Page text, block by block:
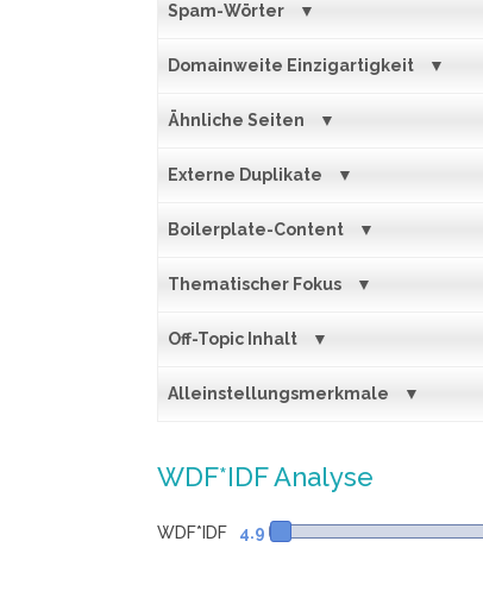
Spam-Wörter
Domainweite Einzigartigkeit
Ähnliche Seiten
Externe Duplikate
Boilerplate-Content
Thematischer Fokus
Off-Topic Inhalt
Alleinstellungsmerkmale
WDF*IDF Analyse
WDF*IDF 4.9